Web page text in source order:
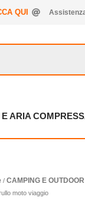
QUI
ARIA
/CAMPING E OUTDOOR
moto viaggio
Fascia
di